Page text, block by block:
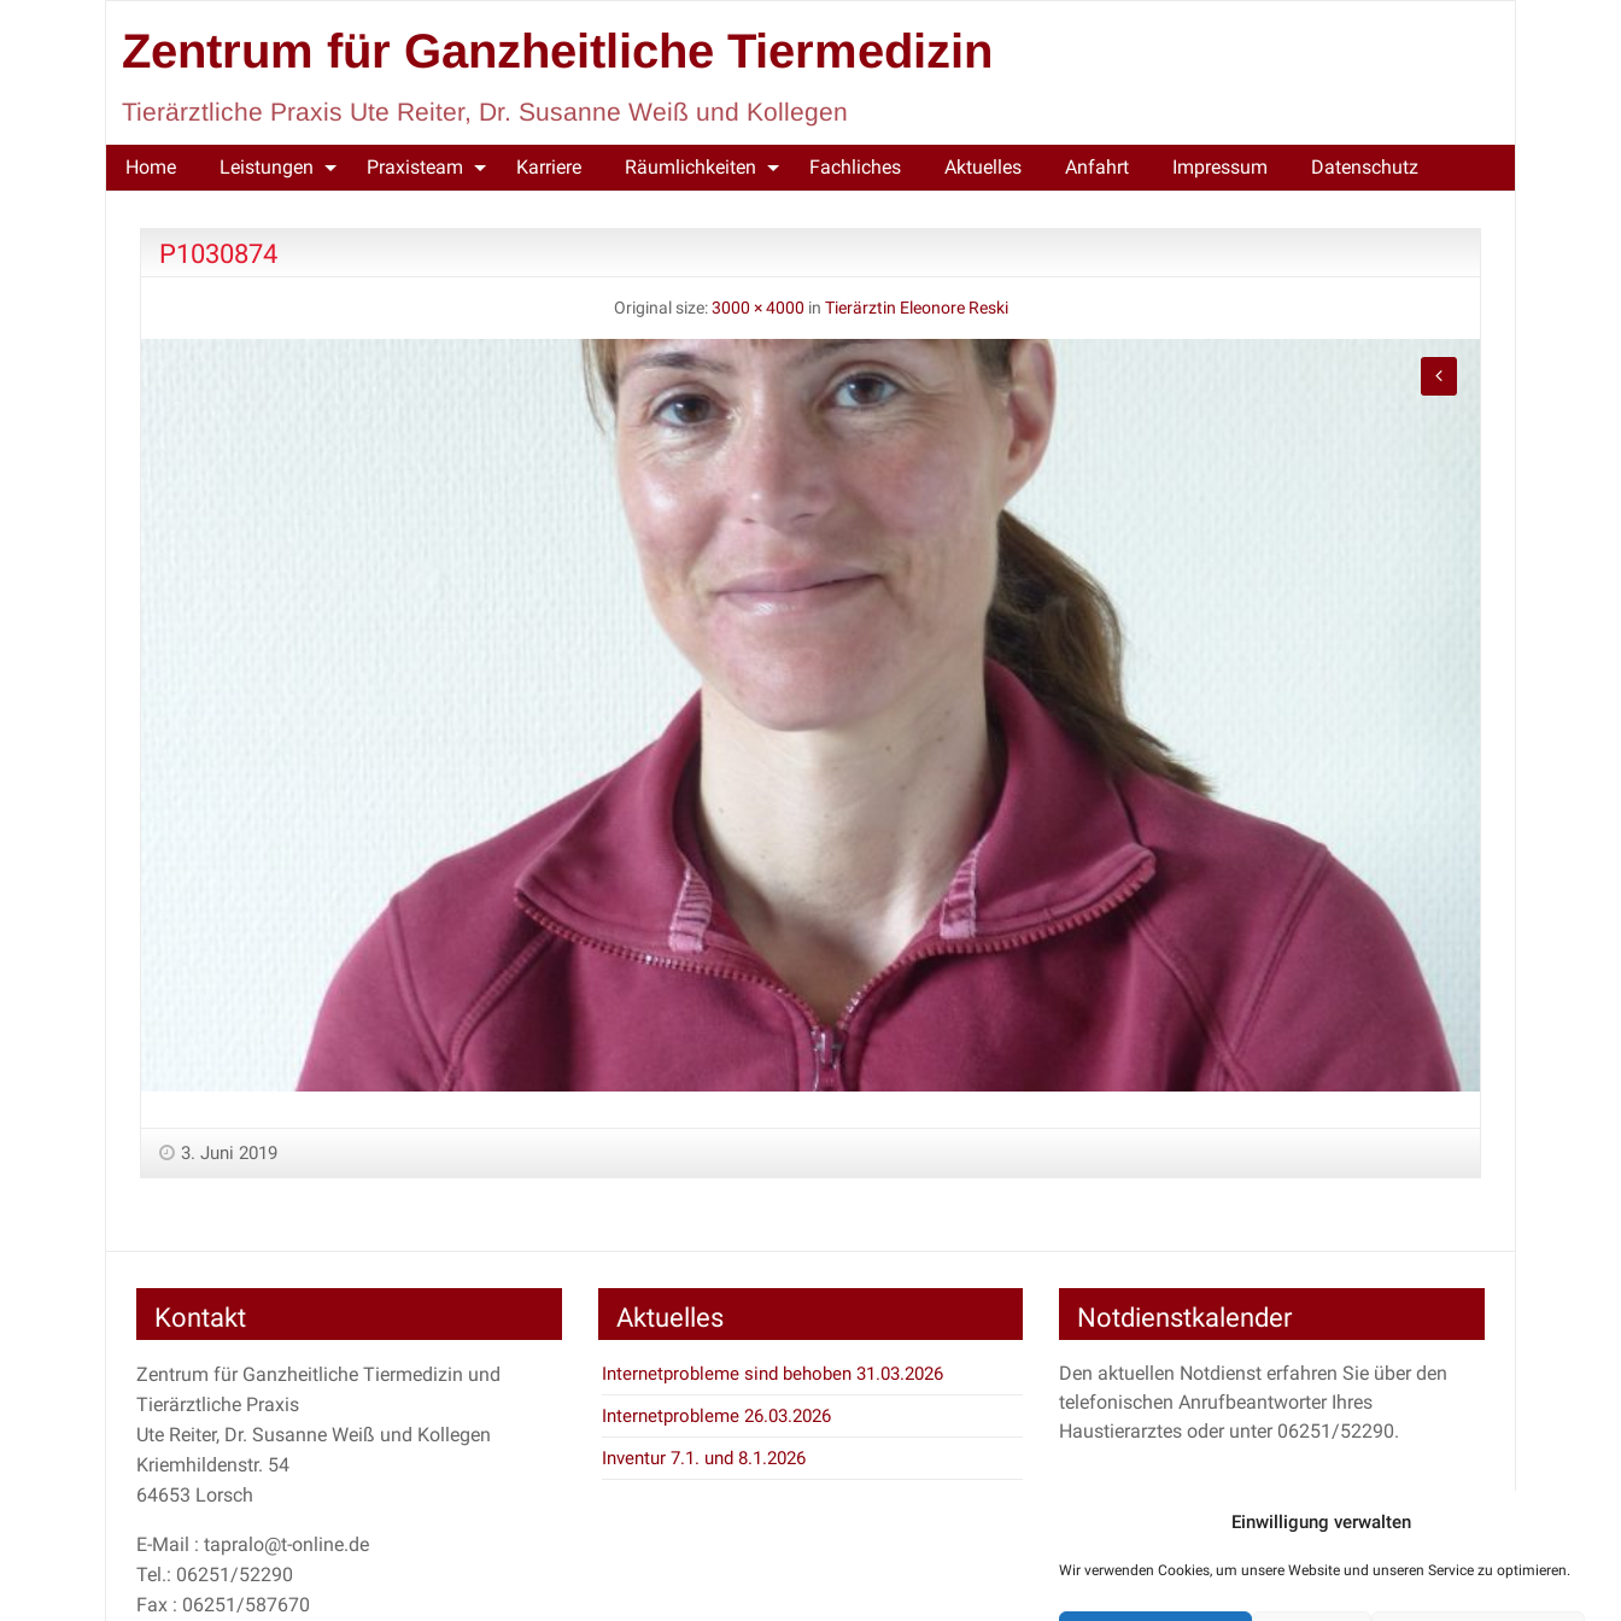
Einwilligung verwalten
Wir verwenden Cookies, um unsere Website und unseren Service zu optimieren.
Zentrum für Ganzheitliche Tiermedizin
Tierärztliche Praxis Ute Reiter, Dr. Susanne Weiß und Kollegen
Home Leistungen Praxisteam Karriere Räumlichkeiten Fachliches Aktuelles Anfahrt Impressum Datenschutz
P1030874
Original size:3000 × 4000 in Tierärztin Eleonore Reski
3. Juni 2019
Kontakt
Zentrum für Ganzheitliche Tiermedizin und
Tierärztliche Praxis
Ute Reiter, Dr. Susanne Weiß und Kollegen
Kriemhildenstr. 54
64653 Lorsch
E-Mail : tapralo@t-online.de
Tel.: 06251/52290
Fax : 06251/587670
Aktuelles
Internetprobleme sind behoben 31.03.2026
Internetprobleme 26.03.2026
Inventur 7.1. und 8.1.2026
Notdienstkalender
Den aktuellen Notdienst erfahren Sie über den
telefonischen Anrufbeantworter Ihres
Haustierarztes oder unter 06251/52290.